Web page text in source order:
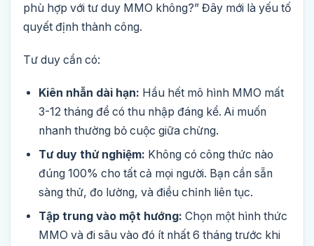
phù hợp với tư duy MMO không?” Đây mới là yếu tố
quyết định thành công.
Tư duy cần có:
Kiên nhẫn dài hạn: Hầu hết mô hình MMO mất
3-12 tháng để có thu nhập đáng kể. Ai muốn
nhanh thường bỏ cuộc giữa chừng.
Tư duy thử nghiệm: Không có công thức nào
đúng 100% cho tất cả mọi người. Bạn cần sẵn
sàng thử, đo lường, và điều chỉnh liên tục.
Tập trung vào một hướng: Chọn một hình thức
MMO và đi sâu vào đó ít nhất 6 tháng trước khi